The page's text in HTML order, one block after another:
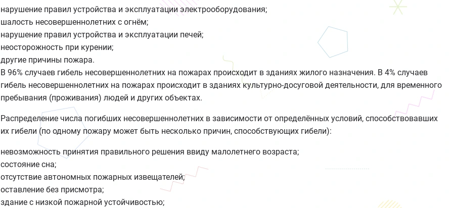
нарушение правил устройства и эксплуатации электрооборудования;
шалость несовершеннолетних с огнём;
нарушение правил устройства и эксплуатации печей;
неосторожность при курении;
другие причины пожара.
В 96% случаев гибель несовершеннолетних на пожарах происходит в зданиях жилого назначения. В 4% случаев
гибель несовершеннолетних на пожарах происходит в зданиях культурно-досуговой деятельности, для временного
пребывания (проживания) людей и других объектах.
Распределение числа погибших несовершеннолетних в зависимости от определённых условий, способствовавших
их гибели (по одному пожару может быть несколько причин, способствующих гибели):
невозможность принятия правильного решения ввиду малолетнего возраста;
состояние сна;
отсутствие автономных пожарных извещателей;
оставление без присмотра;
здание с низкой пожарной устойчивостью;